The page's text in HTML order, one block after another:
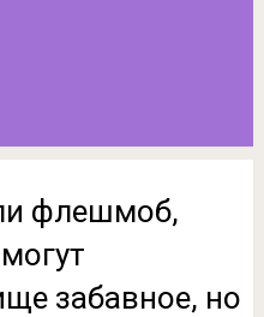
флешмоб,
забавное, но